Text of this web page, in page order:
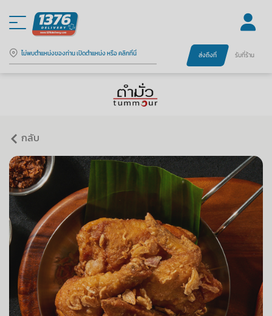
ไม่พบตำแหน่งของท่าน เปิดตำแหน่ง หรือ คลิกที่นี่ ส่งถึงที่ รับที่ร้าน
กลับ